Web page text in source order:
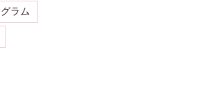
ラム